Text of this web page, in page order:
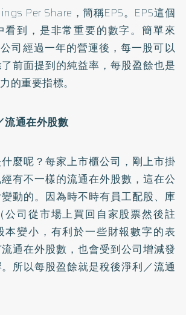
Per Share，簡稱EPS。EPS這個
看到，是非常重要的數字。簡單來
司經過一年的營運後，每一股可以
前面提到的純益率，每股盈餘也是
的重要指標。
流通在外股數
麼呢？每家上市櫃公司，剛上市掛
有不一樣的流通在外股數，這在公
動的。因為時不時有員工配股、庫
公司從市場上買回自家股票然後註
本變小，有利於一些財報數字的表
通在外股數，也會受到公司增減發
所以每股盈餘就是稅後淨利／流通